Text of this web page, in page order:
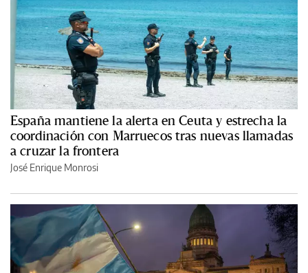
España mantiene la alerta en Ceuta y estrecha la
coordinación con Marruecos tras nuevas llamadas
a cruzar la frontera
José Enrique Monrosi